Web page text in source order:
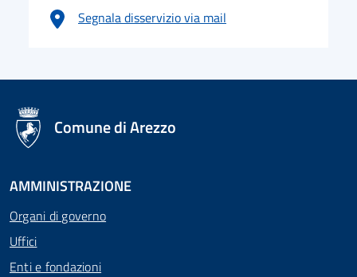
Segnala disservizio via mail
logo Unione Europea
Comune di Arezzo
AMMINISTRAZIONE
Organi di governo
Uffici
Enti e fondazioni